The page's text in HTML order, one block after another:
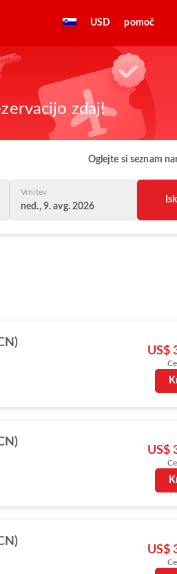
USD pomoč
zdaj!
Oglejte si seznam
Vrnitev
ned., 9. avg. 2026
US$
US$
US$